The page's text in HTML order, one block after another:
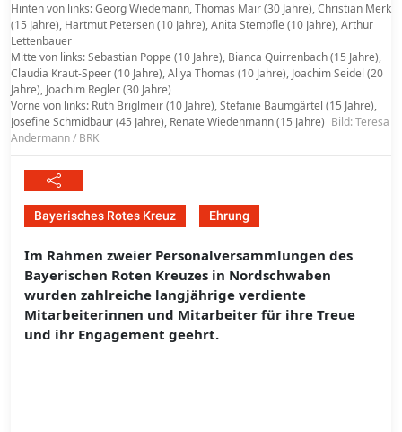
Hinten von links: Georg Wiedemann, Thomas Mair (30 Jahre), Christian Merk
(15 Jahre), Hartmut Petersen (10 Jahre), Anita Stempfle (10 Jahre), Arthur
Lettenbauer
Mitte von links: Sebastian Poppe (10 Jahre), Bianca Quirrenbach (15 Jahre),
Claudia Kraut-Speer (10 Jahre), Aliya Thomas (10 Jahre), Joachim Seidel (20
Jahre), Joachim Regler (30 Jahre)
Vorne von links: Ruth Briglmeir (10 Jahre), Stefanie Baumgärtel (15 Jahre),
Josefine Schmidbaur (45 Jahre), Renate Wiedenmann (15 Jahre) Bild: Teresa
Andermann / BRK
Bayerisches Rotes Kreuz Ehrung
Im Rahmen zweier Personalversammlungen des
Bayerischen Roten Kreuzes in Nordschwaben
wurden zahlreiche langjährige verdiente
Mitarbeiterinnen und Mitarbeiter für ihre Treue
und ihr Engagement geehrt.